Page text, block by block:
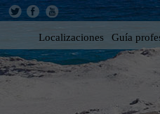
Localizaciones Guía